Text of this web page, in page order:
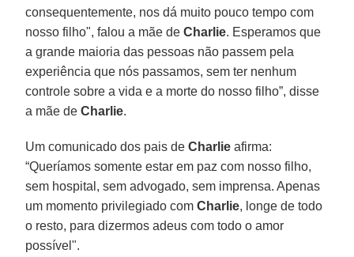
consequentemente, nos dá muito pouco tempo com
nosso filho", falou a mãe deCharlie. Esperamos que
a grande maioria das pessoas não passem pela
experiência que nós passamos, sem ter nenhum
controle sobre a vida e a morte do nosso filho”, disse
a mãe deCharlie.
Um comunicado dos pais deCharlie afirma:
“Queríamos somente estar em paz com nosso filho,
sem hospital, sem advogado, sem imprensa. Apenas
um momento privilegiado comCharlie, longe de todo
o resto, para dizermos adeus com todo o amor
possível".